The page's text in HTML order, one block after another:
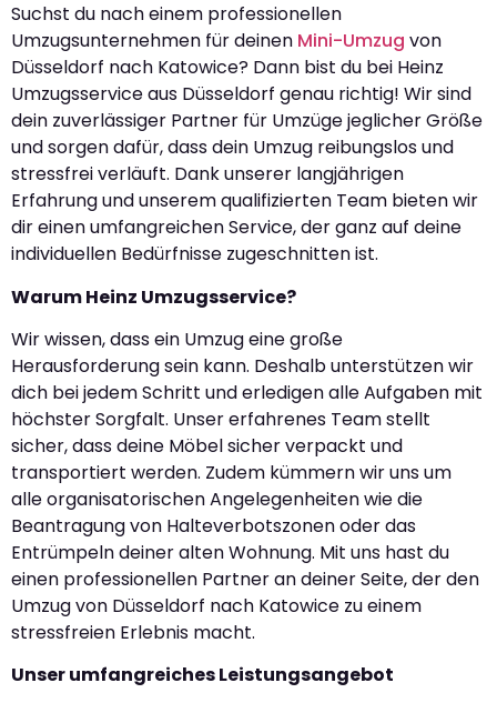
Suchst du nach einem professionellen
Umzugsunternehmen für deinen Mini-Umzug von
Düsseldorf nach Katowice? Dann bist du bei Heinz
Umzugsservice aus Düsseldorf genau richtig! Wir sind
dein zuverlässiger Partner für Umzüge jeglicher Größe
und sorgen dafür, dass dein Umzug reibungslos und
stressfrei verläuft. Dank unserer langjährigen
Erfahrung und unserem qualifizierten Team bieten wir
dir einen umfangreichen Service, der ganz auf deine
individuellen Bedürfnisse zugeschnitten ist.
Warum Heinz Umzugsservice?
Wir wissen, dass ein Umzug eine große
Herausforderung sein kann. Deshalb unterstützen wir
dich bei jedem Schritt und erledigen alle Aufgaben mit
höchster Sorgfalt. Unser erfahrenes Team stellt
sicher, dass deine Möbel sicher verpackt und
transportiert werden. Zudem kümmern wir uns um
alle organisatorischen Angelegenheiten wie die
Beantragung von Halteverbotszonen oder das
Entrümpeln deiner alten Wohnung. Mit uns hast du
einen professionellen Partner an deiner Seite, der den
Umzug von Düsseldorf nach Katowice zu einem
stressfreien Erlebnis macht.
Unser umfangreiches Leistungsangebot